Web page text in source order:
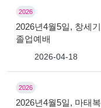
2026
2026년4월5일, 창세
졸업예배
2026-04-18
2026
2026년4월5일, 마태